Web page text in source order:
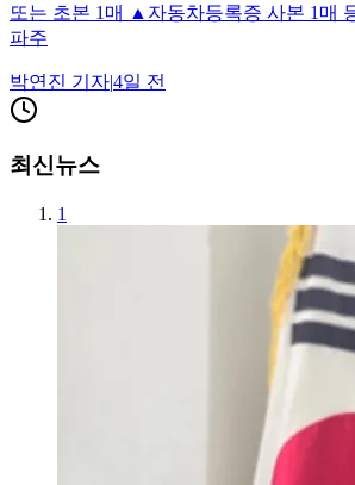
또는 초본 1매 ▲자동차등록증 사본 1매
파주
박연진 기자|4일 전
최신뉴스
1